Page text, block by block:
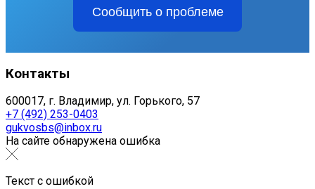
Сообщить о проблеме
Контакты
600017, г. Владимир, ул. Горького, 57
+7 (492) 253-0403
gukvosbs@inbox.ru
На сайте обнаружена ошибка
Текст с ошибкой